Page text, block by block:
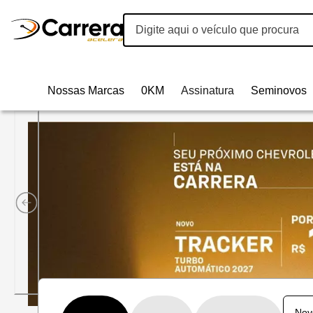
Nossas Marcas 0KM Assinatura Seminovos
Carrera Acelera Veículos |